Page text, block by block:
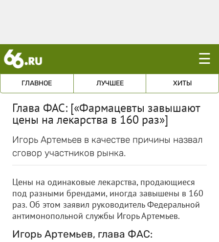
☰
ГЛАВНОЕ ЛУЧШЕЕ ХИТЫ
Глава ФАС: [«Фармацевты завышают
цены на лекарства в 160 раз»]
Игорь Артемьев в качестве причины назвал
сговор участников рынка.
Цены на одинаковые лекарства, продающиеся
под разными брендами, иногда завышены в 160
раз. Об этом заявил руководитель Федеральной
антимонопольной службы Игорь Артемьев.
Игорь Артемьев, глава ФАС: